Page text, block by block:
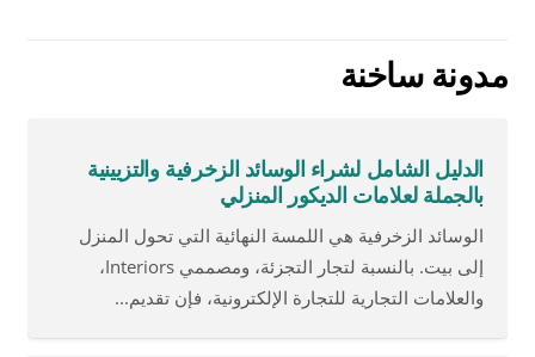
مدونة ساخنة
الدليل الشامل لشراء الوسائد الزخرفية والتزيينية
بالجملة لعلامات الديكور المنزلي
الوسائد الزخرفية هي اللمسة النهائية التي تحول المنزل
إلى بيت. بالنسبة لتجار التجزئة، ومصممي Interiors،
والعلامات التجارية للتجارة الإلكترونية، فإن تقديم...